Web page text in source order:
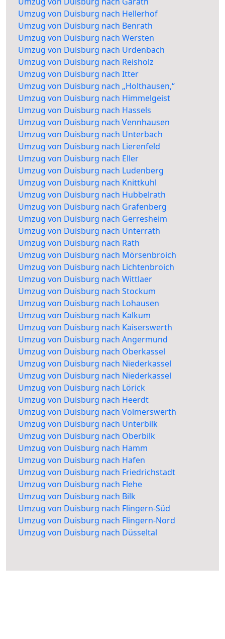
Umzug von Duisburg nach Hellerhof
Umzug von Duisburg nach Benrath
Umzug von Duisburg nach Wersten
Umzug von Duisburg nach Urdenbach
Umzug von Duisburg nach Reisholz
Umzug von Duisburg nach Itter
Umzug von Duisburg nach „Holthausen,“
Umzug von Duisburg nach Himmelgeist
Umzug von Duisburg nach Hassels
Umzug von Duisburg nach Vennhausen
Umzug von Duisburg nach Unterbach
Umzug von Duisburg nach Lierenfeld
Umzug von Duisburg nach Eller
Umzug von Duisburg nach Ludenberg
Umzug von Duisburg nach Knittkuhl
Umzug von Duisburg nach Hubbelrath
Umzug von Duisburg nach Grafenberg
Umzug von Duisburg nach Gerresheim
Umzug von Duisburg nach Unterrath
Umzug von Duisburg nach Rath
Umzug von Duisburg nach Mörsenbroich
Umzug von Duisburg nach Lichtenbroich
Umzug von Duisburg nach Wittlaer
Umzug von Duisburg nach Stockum
Umzug von Duisburg nach Lohausen
Umzug von Duisburg nach Kalkum
Umzug von Duisburg nach Kaiserswerth
Umzug von Duisburg nach Angermund
Umzug von Duisburg nach Oberkassel
Umzug von Duisburg nach Niederkassel
Umzug von Duisburg nach Niederkassel
Umzug von Duisburg nach Lörick
Umzug von Duisburg nach Heerdt
Umzug von Duisburg nach Volmerswerth
Umzug von Duisburg nach Unterbilk
Umzug von Duisburg nach Oberbilk
Umzug von Duisburg nach Hamm
Umzug von Duisburg nach Hafen
Umzug von Duisburg nach Friedrichstadt
Umzug von Duisburg nach Flehe
Umzug von Duisburg nach Bilk
Umzug von Duisburg nach Flingern-Süd
Umzug von Duisburg nach Flingern-Nord
Umzug von Duisburg nach Düsseltal